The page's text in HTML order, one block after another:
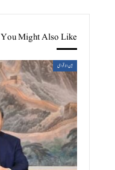
You Might Also Like
بین الاقوامی